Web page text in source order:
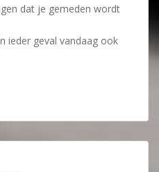
dat je gemeden wordt
ieder geval vandaag ook